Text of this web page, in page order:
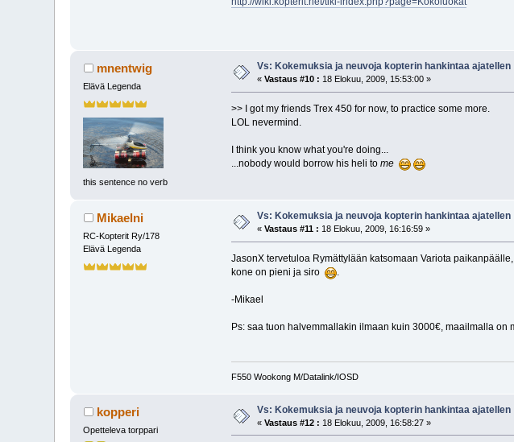
mnentwig
Elävä Legenda
this sentence no verb
Vs: Kokemuksia ja neuvoja kopterin hankintaa ajatellen
«Vastaus #10 : 18 Elokuu, 2009, 15:53:00 »
>> I got my friends Trex 450 for now, to practice some more.
LOL nevermind.
I think you know what you're doing...
...nobody would borrow his heli to me
Mikaelni
RC-Kopterit Ry/178
Elävä Legenda
Vs: Kokemuksia ja neuvoja kopterin hankintaa ajatellen
«Vastaus #11 : 18 Elokuu, 2009, 16:16:59 »
JasonX tervetuloa Rymättylään katsomaan Variota
kone on pieni ja siro
.
-Mikael
Ps: saa tuon halvemmallakin ilmaan kuin 3000€, maailmalla
F550 Wookong M/Datalink/IOSD
kopperi
Opetteleva torppari
Vs: Kokemuksia ja neuvoja kopterin hankintaa ajatellen
«Vastaus #12 : 18 Elokuu, 2009, 16:58:27 »